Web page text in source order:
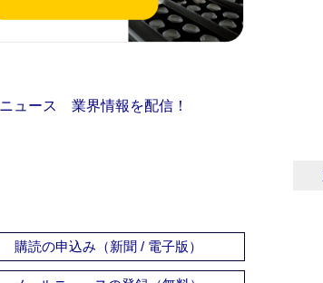
ュース 業界情報を配信！
購読の申込み（新聞 / 電子版）